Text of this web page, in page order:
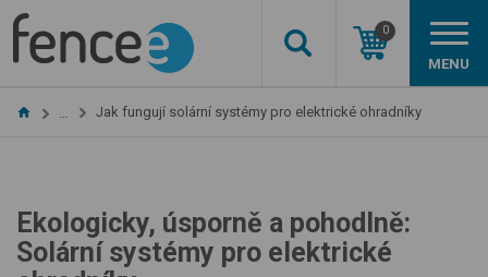
0
MENU
Jak fungují solární systémy pro elektrické ohradníky
Ekologicky, úsporně a pohodlně:
Solární systémy pro elektrické